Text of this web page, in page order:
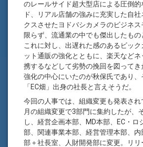
のレールサイド超大型店による圧倒
ド、リアル店舗の強みに充実した自
クスさせたヨドバシカメラのビジネス
限らず、流通業の中でも傑出したもの
これに対し、出遅れた感のあるビッ
ット通販の強化とともに、楽天など
携するなどして劣勢の挽回を図ってき
強化の中心にいたのが秋保氏であり、
「EC畑」出身の社長と言えそうだ。
今回の人事では、組織変更も発表さ
月の組織変更で3部門に集約したが、
し、経営企画本部、MD本部、EC・ロ
部、関連事業本部、経営管理本部、
部＋社長室、人財開発部に変更。リ